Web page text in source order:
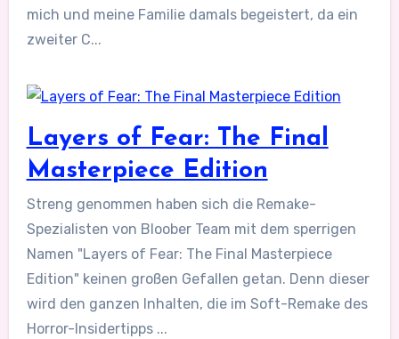
mich und meine Familie damals begeistert, da ein
zweiter C...
Layers of Fear: The Final
Masterpiece Edition
Streng genommen haben sich die Remake-
Spezialisten von Bloober Team mit dem sperrigen
Namen "Layers of Fear: The Final Masterpiece
Edition" keinen großen Gefallen getan. Denn dieser
wird den ganzen Inhalten, die im Soft-Remake des
Horror-Insidertipps ...